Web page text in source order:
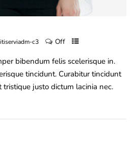
c3 Off
bibendum felis scelerisque in.
tincidunt. Curabitur tincidunt
justo dictum lacinia nec.